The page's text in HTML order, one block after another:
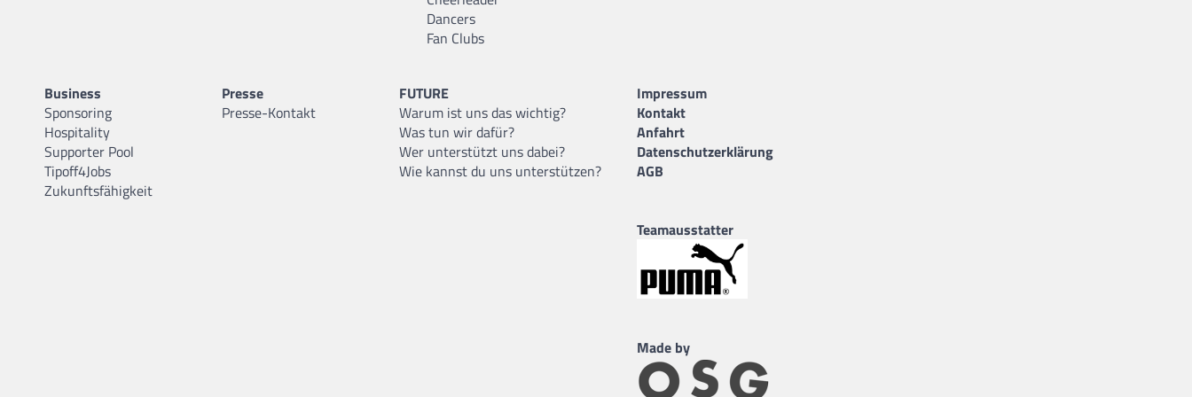
Dancers
Fan Clubs
Business
Sponsoring
Hospitality
Supporter Pool
Tipoff4Jobs
Zukunftsfähigkeit
Presse
Presse-Kontakt
FUTURE
Warum ist uns das wichtig?
Was tun wir dafür?
Wer unterstützt uns dabei?
Wie kannst du uns unterstützen?
Impressum
Kontakt
Anfahrt
Datenschutzerklärung
AGB
Teamausstatter
Made by